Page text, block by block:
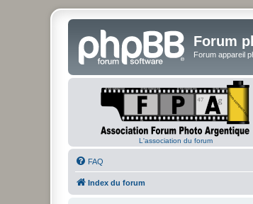
Forum
Forum appareil
L'association du forum
FAQ
Index du forum